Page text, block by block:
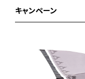
キャンペーン